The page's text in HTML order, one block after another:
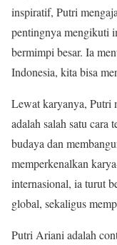
inspiratif, Putri
pentingnya mengikuti
bermimpi besar. Ia
Indonesia, kita bisa
Lewat karyanya, Putri
adalah salah satu cara
budaya dan
memperkenalkan
internasional, ia turut
global, sekaligus
Putri Ariani adalah